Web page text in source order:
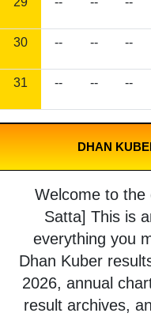
30 -- -- --
31 -- -- --
DHAN
Welcome to the
Satta] This is
everything you
Dhan Kuber
2026, annual
result archives,